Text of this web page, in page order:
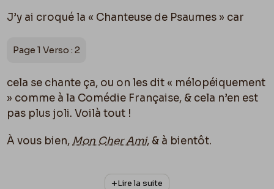
J’y ai croqué la « Chanteuse de Psaumes » car
Page 1 Verso : 2
cela se chante ça, ou on les dit « mélopéiquement
» comme à la Comédie Française, & cela n’en est
pas plus joli. Voilà tout !
À vous bien, Mon Cher Ami, & à bientôt.
Lire la suite